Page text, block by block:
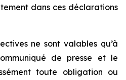
dans ces déclarations
ne sont valables qu’à
de presse et le
toute obligation ou